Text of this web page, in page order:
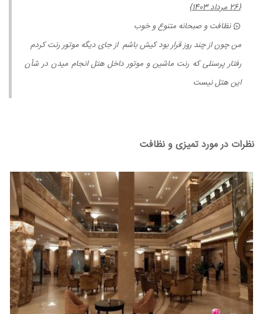
{26 مرداد 1403}
نظافت و صبحانه متنوع و خوب
من چون از چند روز قرار بود کیش باشم از جای دیگه موتور رنت کردم
رفتار پرسنلی که رنت ماشین و موتور داخل هتل انجام میدن در شأن
این هتل نیست
نظرات در مورد تمیزی و نظافت